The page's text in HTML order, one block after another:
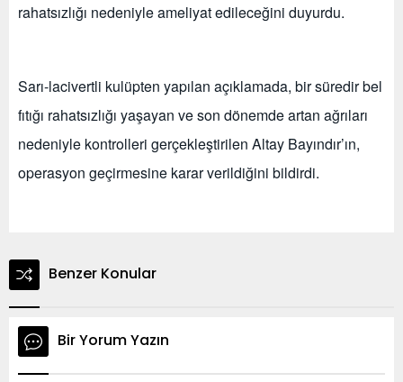
rahatsızlığı nedeniyle ameliyat edileceğini duyurdu.
Sarı-lacivertli kulüpten yapılan açıklamada, bir süredir bel
fıtığı rahatsızlığı yaşayan ve son dönemde artan ağrıları
nedeniyle kontrolleri gerçekleştirilen Altay Bayındır’ın,
operasyon geçirmesine karar verildiğini bildirdi.
Benzer Konular
Bir Yorum Yazın